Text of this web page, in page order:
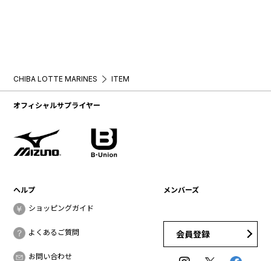
CHIBA LOTTE MARINES ITEM
オフィシャルサプライヤー
ヘルプ
ショッピングガイド
よくあるご質問
お問い合わせ
メンバーズ
会員登録